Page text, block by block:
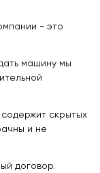
- это
машину мы
скрытых
и не
договор.